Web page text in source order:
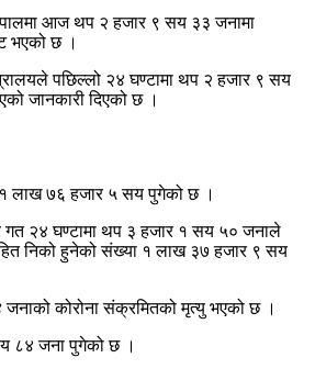
आज थप २ हजार ९ सय ३३ जनामा
भएको छ ।
पछिल्लो २४ घण्टामा थप २ हजार ९ सय
जानकारी दिएको छ ।
लाख ७६ हजार ५ सय पुगेको छ ।
गत २४ घण्टामा थप ३ हजार १ सय ५० जनाले
निको हुनेको संख्या १ लाख ३७ हजार ९ सय
जनाको कोरोना संक्रमितको मृत्यु भएको छ ।
८४ जना पुगेको छ ।